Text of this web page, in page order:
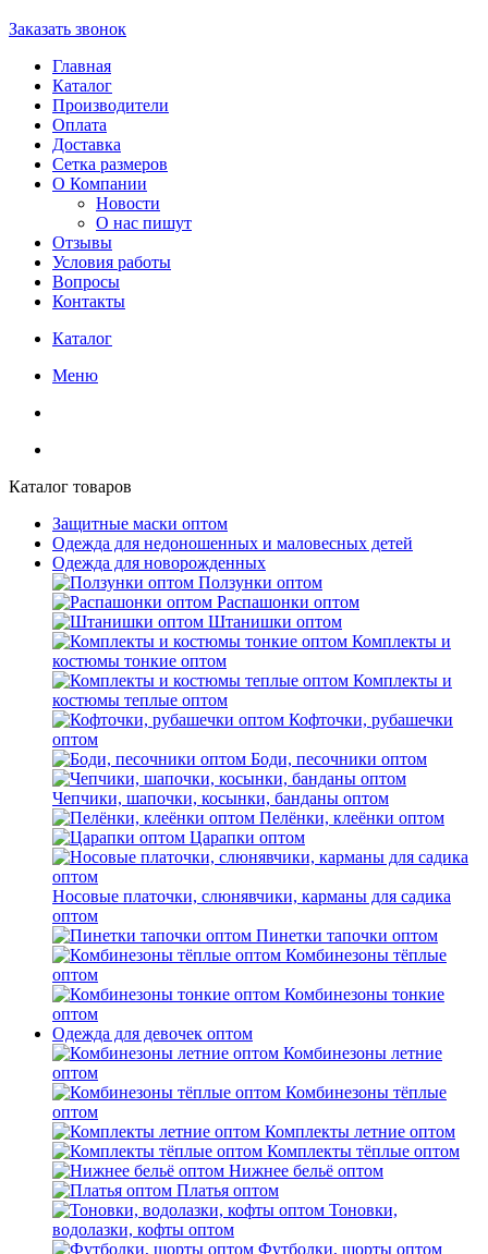
Заказать звонок
Главная
Каталог
Производители
Оплата
Доставка
Сетка размеров
О Компании
Новости
О нас пишут
Отзывы
Условия работы
Вопросы
Контакты
Каталог
Меню
Каталог товаров
Защитные маски оптом
Одежда для недоношенных и маловесных детей
Одежда для новорожденных
Ползунки оптом
Распашонки оптом
Штанишки оптом
Комплекты и
костюмы тонкие оптом
Комплекты и
костюмы теплые оптом
Кофточки, рубашечки
оптом
Боди, песочники оптом
Чепчики, шапочки, косынки, банданы оптом
Пелёнки, клеёнки оптом
Царапки оптом
Носовые платочки, слюнявчики, карманы для садика
оптом
Пинетки тапочки оптом
Комбинезоны тёплые
оптом
Комбинезоны тонкие
оптом
Одежда для девочек оптом
Комбинезоны летние
оптом
Комбинезоны тёплые
оптом
Комплекты летние оптом
Комплекты тёплые оптом
Нижнее бельё оптом
Платья оптом
Тоновки,
водолазки, кофты оптом
Футболки, шорты оптом